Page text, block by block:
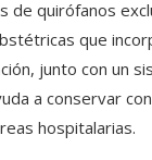
de quirófanos
que
junto con un
a conservar
hospitalarias.